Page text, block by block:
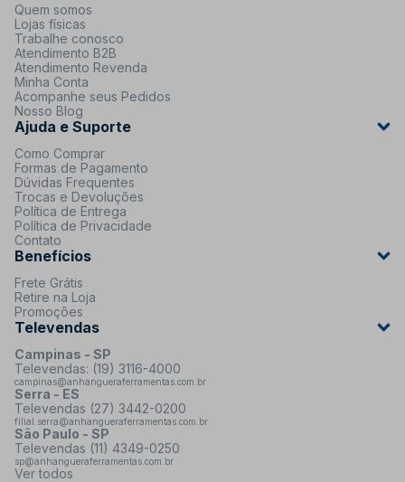
Quem somos
Lojas físicas
Trabalhe conosco
Atendimento B2B
Atendimento Revenda
Minha Conta
Acompanhe seus Pedidos
Nosso Blog
Ajuda e Suporte
Como Comprar
Formas de Pagamento
Dúvidas Frequentes
Trocas e Devoluções
Política de Entrega
Política de Privacidade
Contato
Benefícios
Frete Grátis
Retire na Loja
Promoções
Televendas
Campinas - SP
Televendas: (19) 3116-4000
campinas@anhangueraferramentas.com.br
Serra - ES
Televendas (27) 3442-0200
filial.serra@anhangueraferramentas.com.br
São Paulo - SP
Televendas (11) 4349-0250
sp@anhangueraferramentas.com.br
Ver todos